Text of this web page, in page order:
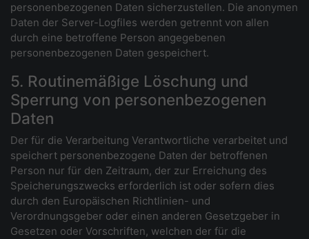
personenbezogenen Daten sicherzustellen. Die anonymen
Daten der Server-Logfiles werden getrennt von allen
durch eine betroffene Person angegebenen
personenbezogenen Daten gespeichert.
5. Routinemäßige Löschung und
Sperrung von personenbezogenen
Daten
Der für die Verarbeitung Verantwortliche verarbeitet und
speichert personenbezogene Daten der betroffenen
Person nur für den Zeitraum, der zur Erreichung des
Speicherungszwecks erforderlich ist oder sofern dies
durch den Europäischen Richtlinien- und
Verordnungsgeber oder einen anderen Gesetzgeber in
Gesetzen oder Vorschriften, welchen der für die